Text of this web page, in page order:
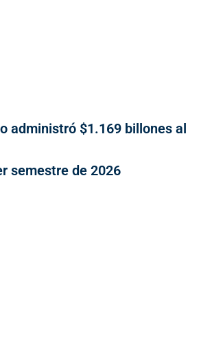
administró $1.169 billones al
semestre de 2026